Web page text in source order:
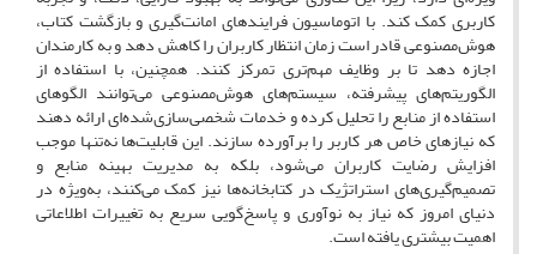
کاربری کمک کند. با اتوماسیون فرایندهای امانت‌گیری و بازگشت کتاب،
هوش‌مصنوعی قادر است زمان انتظار کاربران را کاهش دهد و به کارمندان
اجازه دهد تا بر وظایف مهم‌تری تمرکز کنند. همچنین، با استفاده از
الگوریتم‌های پیشرفته، سیستم‌های هوش‌مصنوعی می‌توانند الگوهای
استفاده از منابع را تحلیل کرده و خدمات شخصی‌سازی‌شده‌ای ارائه دهند
که نیازهای خاص هر کاربر را برآورده سازند. این قابلیت‌ها نه‌تنها موجب
افزایش رضایت کاربران می‌شود، بلکه به مدیریت بهینه منابع و
تصمیم‌گیری‌های استراتژیک در کتابخانه‌ها نیز کمک می‌کنند، به‌ویژه در
دنیای امروز که نیاز به نوآوری و پاسخ‌گویی سریع به تغییرات اطلاعاتی
اهمیت بیشتری یافته است.